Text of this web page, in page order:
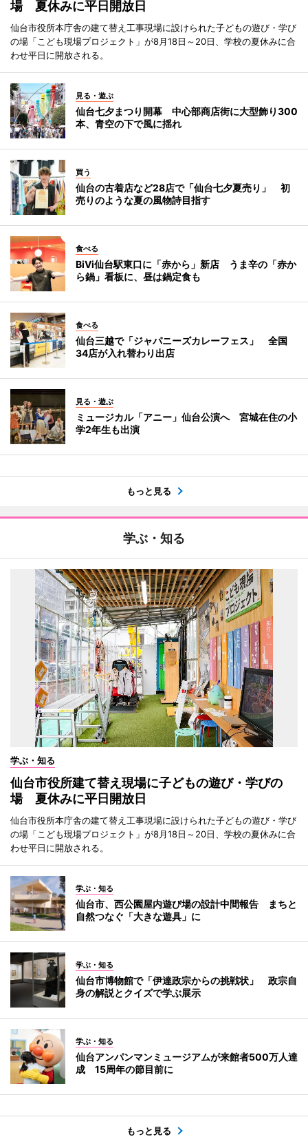
場 夏休みに平日開放日
仙台市役所本庁舎の建て替え工事現場に設けられた子どもの遊び・学び
の場「こども現場プロジェクト」が8月18日～20日、学校の夏休みに合
わせ平日に開放される。
見る・遊ぶ
仙台七夕まつり開幕 中心部商店街に大型飾り300
本、青空の下で風に揺れ
買う
仙台の古着店など28店で「仙台七夕夏売り」 初
売りのような夏の風物詩目指す
食べる
BiVi仙台駅東口に「赤から」新店 うま辛の「赤か
ら鍋」看板に、昼は鍋定食も
食べる
仙台三越で「ジャパニーズカレーフェス」 全国
34店が入れ替わり出店
見る・遊ぶ
ミュージカル「アニー」仙台公演へ 宮城在住の小
学2年生も出演
もっと見る
学ぶ・知る
学ぶ・知る
仙台市役所建て替え現場に子どもの遊び・学びの
場 夏休みに平日開放日
仙台市役所本庁舎の建て替え工事現場に設けられた子どもの遊び・学び
の場「こども現場プロジェクト」が8月18日～20日、学校の夏休みに合
わせ平日に開放される。
学ぶ・知る
仙台市、西公園屋内遊び場の設計中間報告 まちと
自然つなぐ「大きな遊具」に
学ぶ・知る
仙台市博物館で「伊達政宗からの挑戦状」 政宗自
身の解説とクイズで学ぶ展示
学ぶ・知る
仙台アンパンマンミュージアムが来館者500万人達
成 15周年の節目前に
もっと見る